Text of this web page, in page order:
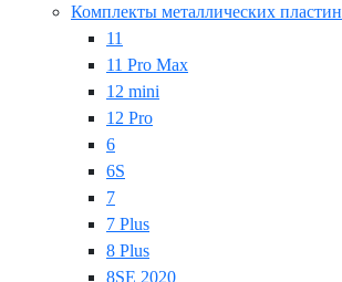
Комплекты металлических пластин
11
11 Pro Max
12 mini
12 Pro
6
6S
7
7 Plus
8 Plus
8SE 2020